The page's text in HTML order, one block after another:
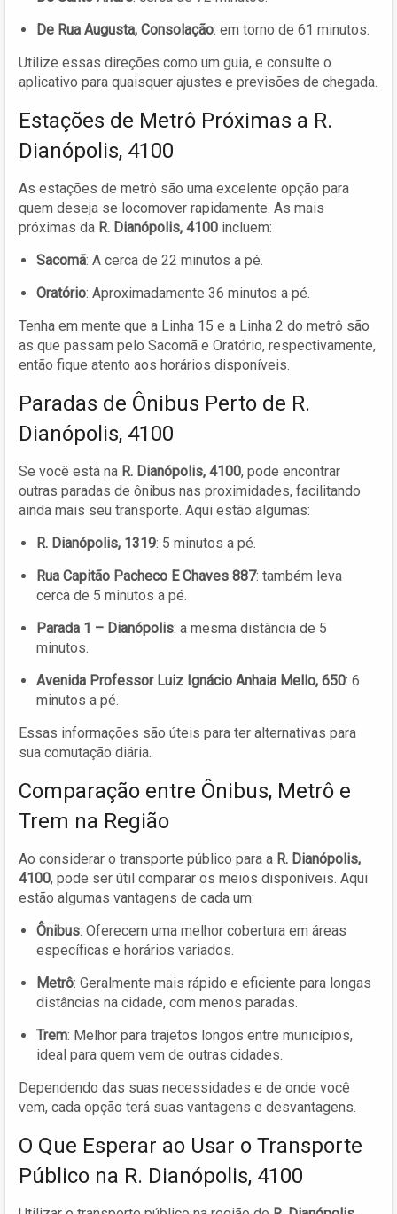
De Rua Augusta, Consolação: em torno de 61 minutos.
Utilize essas direções como um guia, e consulte o
aplicativo para quaisquer ajustes e previsões de chegada.
Estações de Metrô Próximas a R.
Dianópolis, 4100
As estações de metrô são uma excelente opção para
quem deseja se locomover rapidamente. As mais
próximas da R. Dianópolis, 4100 incluem:
Sacomã: A cerca de 22 minutos a pé.
Oratório: Aproximadamente 36 minutos a pé.
Tenha em mente que a Linha 15 e a Linha 2 do metrô são
as que passam pelo Sacomã e Oratório, respectivamente,
então fique atento aos horários disponíveis.
Paradas de Ônibus Perto de R.
Dianópolis, 4100
Se você está na R. Dianópolis, 4100, pode encontrar
outras paradas de ônibus nas proximidades, facilitando
ainda mais seu transporte. Aqui estão algumas:
R. Dianópolis, 1319: 5 minutos a pé.
Rua Capitão Pacheco E Chaves 887: também leva
cerca de 5 minutos a pé.
Parada 1 – Dianópolis: a mesma distância de 5
minutos.
Avenida Professor Luiz Ignácio Anhaia Mello, 650: 6
minutos a pé.
Essas informações são úteis para ter alternativas para
sua comutação diária.
Comparação entre Ônibus, Metrô e
Trem na Região
Ao considerar o transporte público para a R. Dianópolis,
4100, pode ser útil comparar os meios disponíveis. Aqui
estão algumas vantagens de cada um:
Ônibus: Oferecem uma melhor cobertura em áreas
específicas e horários variados.
Metrô: Geralmente mais rápido e eficiente para longas
distâncias na cidade, com menos paradas.
Trem: Melhor para trajetos longos entre municípios,
ideal para quem vem de outras cidades.
Dependendo das suas necessidades e de onde você
vem, cada opção terá suas vantagens e desvantagens.
O Que Esperar ao Usar o Transporte
Público na R. Dianópolis, 4100